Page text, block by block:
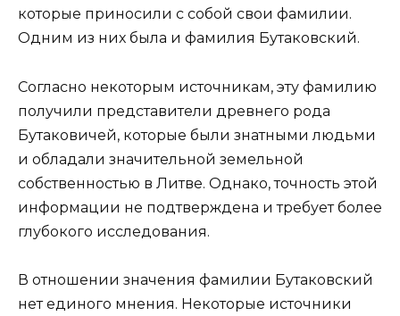
которые приносили с собой свои фамилии.
Одним из них была и фамилия Бутаковский.
Согласно некоторым источникам, эту фамилию
получили представители древнего рода
Бутаковичей, которые были знатными людьми
и обладали значительной земельной
собственностью в Литве. Однако, точность этой
информации не подтверждена и требует более
глубокого исследования.
В отношении значения фамилии Бутаковский
нет единого мнения. Некоторые источники